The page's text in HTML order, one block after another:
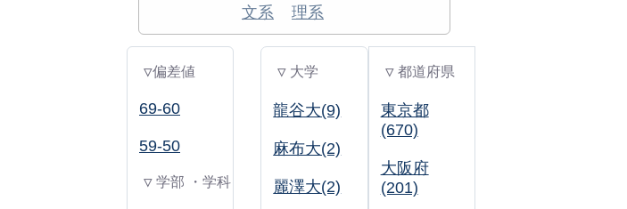
文系 理系
▽偏差値
69-60
59-50
▽ 学部 ・学科
▽ 大学
龍谷大(9)
麻布大(2)
麗澤大(2)
▽ 都道府県
東京都
(670)
大阪府
(201)